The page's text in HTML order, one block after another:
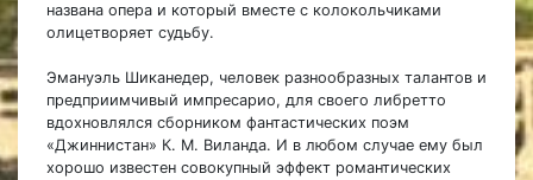
названа опера и который вместе с колокольчиками
олицетворяет судьбу.
Эмануэль Шиканедер, человек разнообразных талантов и
предприимчивый импресарио, для своего либретто
вдохновлялся сборником фантастических поэм
«Джиннистан» К. М. Виланда. И в любом случае ему был
хорошо известен совокупный эффект романтических